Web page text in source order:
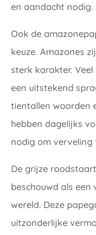
en aandacht nodig.
Ook de
keuze. Amazones
sterk karakter.
een uitstekend
tientallen woorden
hebben dagelijks
nodig om verveling
De grijze
beschouwd als
wereld. Deze
uitzonderlijke